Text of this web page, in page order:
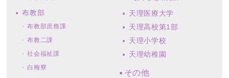
布教部
布教部庶務課
布教二課
社会福祉課
白梅寮
天理医療大学
天理高校第1部
天理小学校
天理幼稚園
その他